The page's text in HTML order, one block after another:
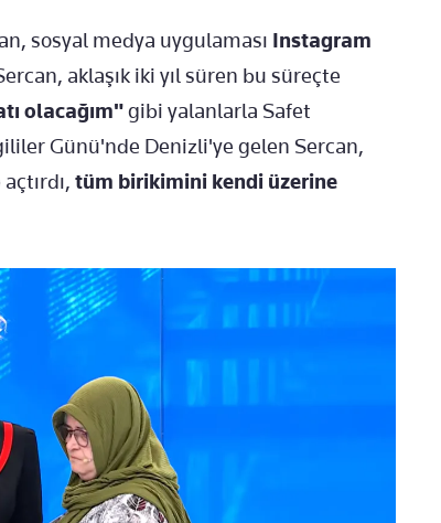
sosyal medya uygulaması Instagram
aklaşık iki yıl süren bu süreçte
olacağım"gibi yalanlarla Safet
Günü'nde Denizli'ye gelen Sercan,
tüm birikimini kendi üzerine